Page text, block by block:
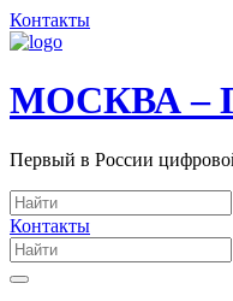
Контакты
МОСКВА –
Первый в России
Контакты